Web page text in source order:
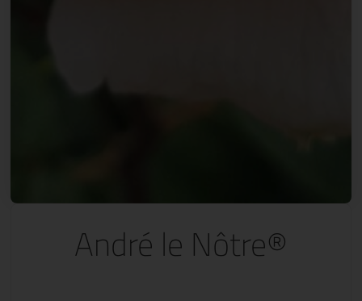
André le Nôtre®